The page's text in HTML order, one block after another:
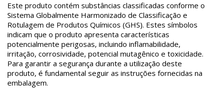
Este produto contém substâncias classificadas conforme o
Sistema Globalmente Harmonizado de Classificação e
Rotulagem de Produtos Químicos (GHS). Estes símbolos
indicam que o produto apresenta características
potencialmente perigosas, incluindo inflamabilidade,
irritação, corrosividade, potencial mutagênico e toxicidade.
Para garantir a segurança durante a utilização deste
produto, é fundamental seguir as instruções fornecidas na
embalagem.